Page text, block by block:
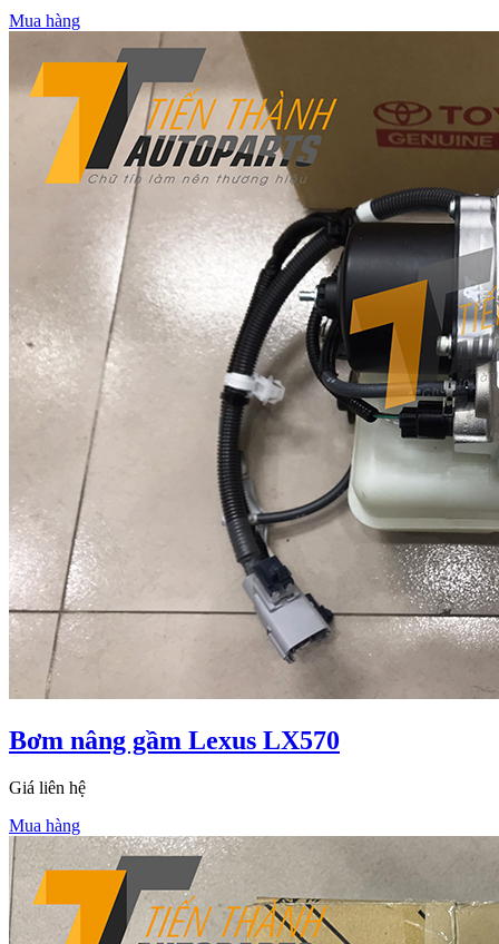
Mua hàng
Bơm nâng gầm Lexus LX570
Giá liên hệ
Mua hàng